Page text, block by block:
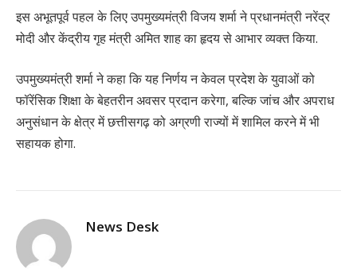
इस अभूतपूर्व पहल के लिए उपमुख्यमंत्री विजय शर्मा ने प्रधानमंत्री नरेंद्र
मोदी और केंद्रीय गृह मंत्री अमित शाह का हृदय से आभार व्यक्त किया.
उपमुख्यमंत्री शर्मा ने कहा कि यह निर्णय न केवल प्रदेश के युवाओं को
फॉरेंसिक शिक्षा के बेहतरीन अवसर प्रदान करेगा, बल्कि जांच और अपराध
अनुसंधान के क्षेत्र में छत्तीसगढ़ को अग्रणी राज्यों में शामिल करने में भी
सहायक होगा.
News Desk